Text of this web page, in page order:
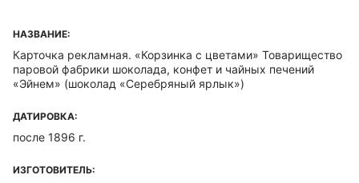
НАЗВАНИЕ:
Карточка рекламная. «Корзинка с цветами» Товарищество
паровой фабрики шоколада, конфет и чайных печений
«Эйнем» (шоколад «Серебряный ярлык»)
ДАТИРОВКА:
после 1896 г.
ИЗГОТОВИТЕЛЬ: